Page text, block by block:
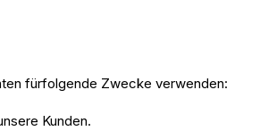
fürfolgende Zwecke verwenden:
Kunden.